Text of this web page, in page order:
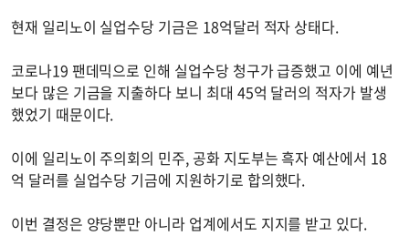
현재 일리노이 실업수당 기금은 18억달러 적자 상태다.
코로나19 팬데믹으로 인해 실업수당 청구가 급증했고 이에 예년
보다 많은 기금을 지출하다 보니 최대 45억 달러의 적자가 발생
했었기 때문이다.
이에 일리노이 주의회의 민주, 공화 지도부는 흑자 예산에서 18
억 달러를 실업수당 기금에 지원하기로 합의했다.
이번 결정은 양당뿐만 아니라 업계에서도 지지를 받고 있다.